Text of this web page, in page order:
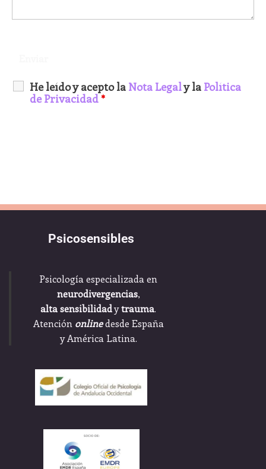
He leído y acepto la Nota Legaly la Política
de Privacidad*
Psicosensibles
Psicología especializada en
neurodivergencias,
alta sensibilidadytrauma.
Atención onlinedesde España
y América Latina.